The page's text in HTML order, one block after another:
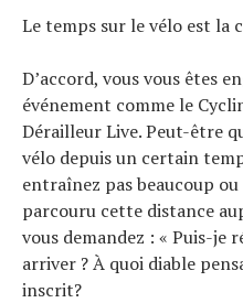
Le temps sur le vélo est la
D’accord, vous vous êtes
événement comme le
Dérailleur Live. Peut-être
vélo depuis un certain
entraînez pas beaucoup ou
parcouru cette distance
vous demandez : « Puis-je
arriver ? À quoi diable
inscrit?
Actualités
Technologies
Tests de produits
Conseils
Tendances
Tous nos articles
À propos